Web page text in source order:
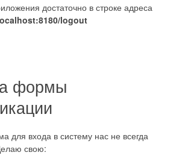
достаточно в строке адреса
logout
формы
для входа в систему нас не всегда
свою: